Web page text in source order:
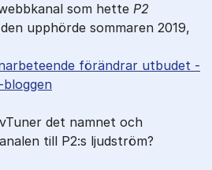
som hette P2
upphörde sommaren 2019,
förändrar utbudet -
bloggen
det namnet och
till P2:s ljudström?